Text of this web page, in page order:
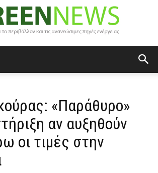
News«Παράθυρο»
αν αυξηθούν
οι τιμές στην